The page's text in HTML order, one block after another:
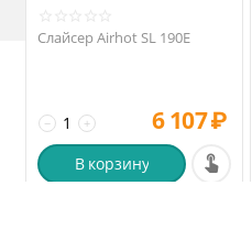
Слайсер Airhot SL 190E
+
− 6 107₽
В корзину